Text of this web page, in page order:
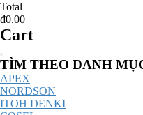
Total
₫0.00
Cart
Catalog
Menu
TÌM THEO DANH
APEX
NORDSON
ITOH DENKI